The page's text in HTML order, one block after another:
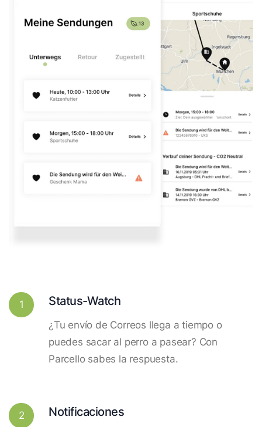
1 Status-Watch
¿Tu envío de Correos llega a tiempo o
puedes sacar al perro a pasear? Con
Parcello sabes la respuesta.
2 Notificaciones